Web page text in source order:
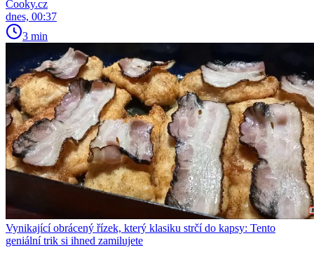
Cooky.cz
dnes, 00:37
3 min
Vynikající obrácený řízek, který klasiku strčí do kapsy: Tento
geniální trik si ihned zamilujete